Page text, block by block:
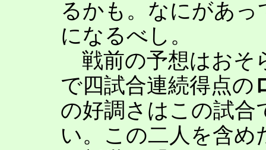
るかも。なにがあ
になるべし。
戦前の予想はおそ
で四試合連続得点の
の好調さはこの試合
い。この二人を含め